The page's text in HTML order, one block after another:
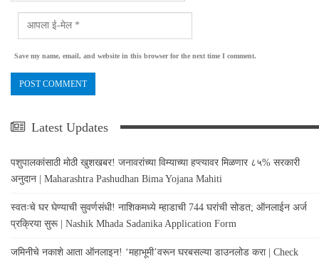
Save my name, email, and website in this browser for the next time I comment.
Latest Updates
पशुपालकांसाठी मोठी खुशखबर! जनावरांच्या विम्याच्या हप्त्यावर मिळणार ८५% सरकारी
अनुदान | Maharashtra Pashudhan Bima Yojana Mahiti
स्वतःचे घर घेण्याची सुवर्णसंधी! नाशिकमध्ये म्हाडाची 744 घरांची सोडत; ऑनलाईन अर्ज
प्रक्रिया सुरू | Nashik Mhada Sadanika Application Form
जमिनीचे नकाशे आता ऑनलाइन! ‘महाभूमी’वरून घरबसल्या डाउनलोड करा | Check